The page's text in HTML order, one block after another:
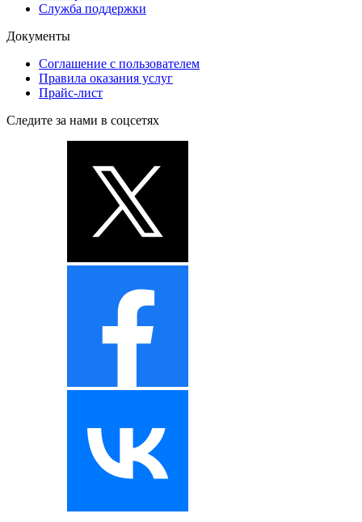
Служба поддержки
Документы
Соглашение с пользователем
Правила оказания услуг
Прайс-лист
Следите за нами в соцсетях